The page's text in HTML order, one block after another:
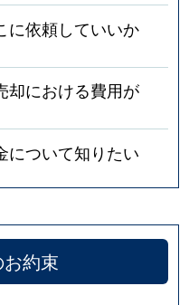
に依頼していいか
却における費用が
について知りたい
約束